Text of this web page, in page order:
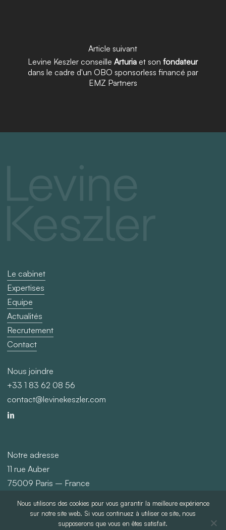
Article suivant
Levine Keszler conseilleArturia et sonfondateur
dans le cadre d'un OBO sponsorless financé par
EMZ Partners
Le cabinet
Expertises
Equipe
Actualités
Recrutement
Contact
Nous joindre
+33 1 83 62 08 56
contact@levinekeszler.com
Notre adresse
11 rue Auber
75009 Paris – France
2026Levine Keszler
Nous utilisons des cookies pour vous garantir la meilleure expérience
sur notre site web. Si vous continuez à utiliser ce site, nous
supposerons que vous en êtes satisfait.